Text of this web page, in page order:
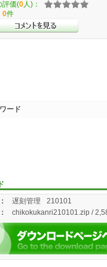
遅刻管理 210101
chikokukanri210101.zip /
評価(0 人)：
0件
ード